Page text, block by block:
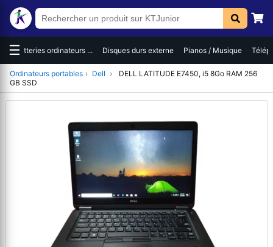
☰Batteries ordinateurs ... Disques durs externe Pianos / Musique
Ordinateurs portables › Dell ›
DELL LATITUDE E7450, i5 8Go RAM 256
GB SSD